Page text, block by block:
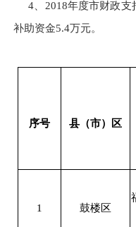
4、2018年度市财政
补助资金5.4万元。
序号 县（市）区
1 鼓楼区